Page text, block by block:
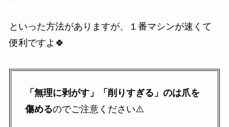
といった方法がありますが、１番マシンが速くて
便利ですよ🍀
「無理に剥がす」「削りすぎる」のは爪を
傷めるのでご注意ください⚠️